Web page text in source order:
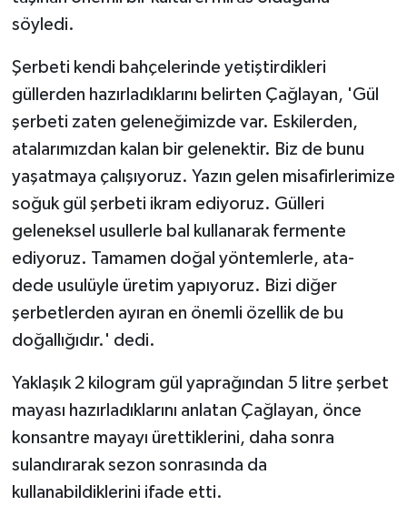
söyledi.
Şerbeti kendi bahçelerinde yetiştirdikleri
güllerden hazırladıklarını belirten Çağlayan, 'Gül
şerbeti zaten geleneğimizde var. Eskilerden,
atalarımızdan kalan bir gelenektir. Biz de bunu
yaşatmaya çalışıyoruz. Yazın gelen misafirlerimize
soğuk gül şerbeti ikram ediyoruz. Gülleri
geleneksel usullerle bal kullanarak fermente
ediyoruz. Tamamen doğal yöntemlerle, ata-
dede usulüyle üretim yapıyoruz. Bizi diğer
şerbetlerden ayıran en önemli özellik de bu
doğallığıdır.' dedi.
Yaklaşık 2 kilogram gül yaprağından 5 litre şerbet
mayası hazırladıklarını anlatan Çağlayan, önce
konsantre mayayı ürettiklerini, daha sonra
sulandırarak sezon sonrasında da
kullanabildiklerini ifade etti.